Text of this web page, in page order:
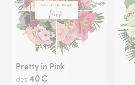
Pretty in Pink
dès 40€